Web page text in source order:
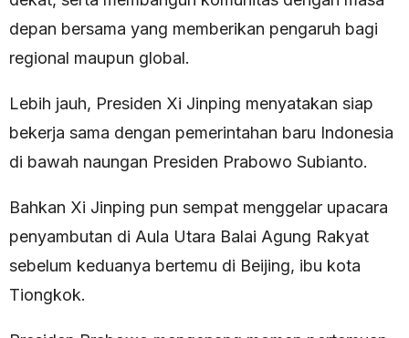
depan bersama yang memberikan pengaruh bagi
regional maupun global.
Lebih jauh, Presiden Xi Jinping menyatakan siap
bekerja sama dengan pemerintahan baru Indonesia
di bawah naungan Presiden Prabowo Subianto.
Bahkan Xi Jinping pun sempat menggelar upacara
penyambutan di Aula Utara Balai Agung Rakyat
sebelum keduanya bertemu di Beijing, ibu kota
Tiongkok.